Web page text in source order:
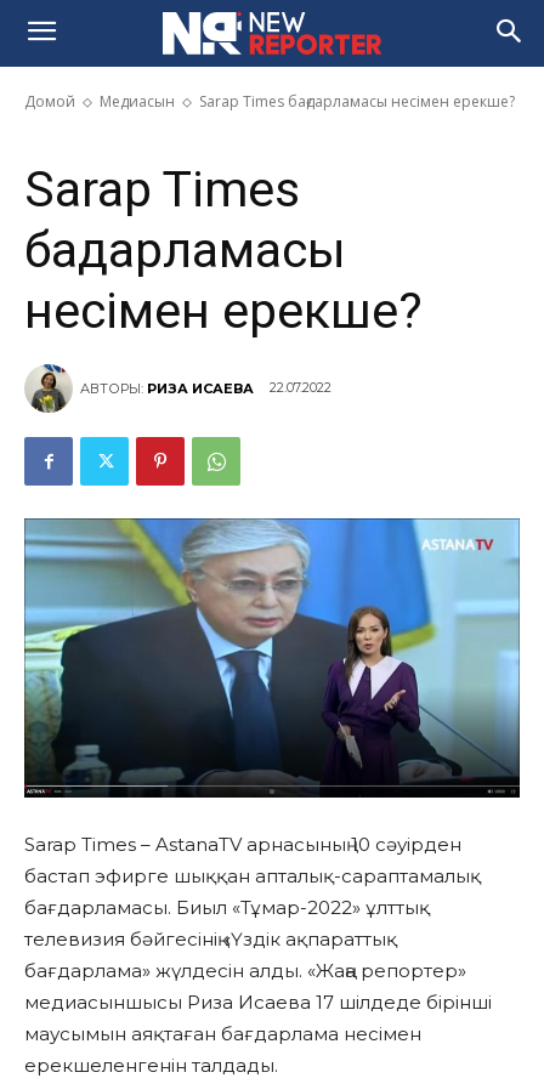
Домой Медиасын Sarap Times бағдарламасы несімен ерекше?
Sarap Times бағдарламасы
несімен ерекше?
Sarap Times
бағдарламасы
несімен ерекше?
АВТОРЫ: РИЗА ИСАЕВА 22.07.2022
Sarap Times – AstanaTV арнасының 10 сәуірден
бастап эфирге шыққан апталық-сараптамалық
бағдарламасы. Биыл «Тұмар-2022» ұлттық
телевизия бәйгесінің «Үздік ақпараттық
бағдарлама» жүлдесін алды. «Жаңа репортер»
медиасыншысы Риза Исаева 17 шілдеде бірінші
маусымын аяқтаған бағдарлама несімен
ерекшеленгенін талдады.